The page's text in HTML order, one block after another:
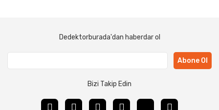
Dedektorburada'dan haberdar ol
Abone Ol
Bizi Takip Edin